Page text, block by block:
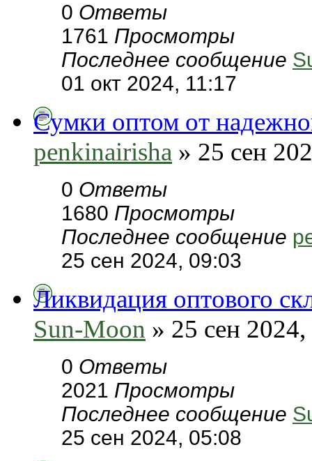
0 Ответы
1761 Просмотры
Последнее сообщение
01 окт 2024, 11:17
Сумки оптом от
penkinairisha » 25 сен
0 Ответы
1680 Просмотры
Последнее сообщение
25 сен 2024, 09:03
Ликвидация оптового
Sun-Moon » 25 сен
0 Ответы
2021 Просмотры
Последнее сообщение
25 сен 2024, 05:08